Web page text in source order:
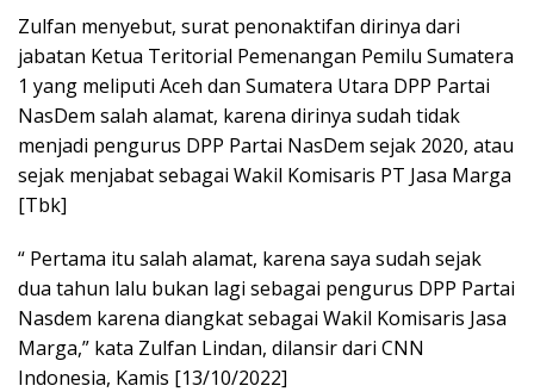
Zulfan menyebut, surat penonaktifan dirinya dari
jabatan Ketua Teritorial Pemenangan Pemilu Sumatera
1 yang meliputi Aceh dan Sumatera Utara DPP Partai
NasDem salah alamat, karena dirinya sudah tidak
menjadi pengurus DPP Partai NasDem sejak 2020, atau
sejak menjabat sebagai Wakil Komisaris PT Jasa Marga
[Tbk]
“ Pertama itu salah alamat, karena saya sudah sejak
dua tahun lalu bukan lagi sebagai pengurus DPP Partai
Nasdem karena diangkat sebagai Wakil Komisaris Jasa
Marga,” kata Zulfan Lindan, dilansir dari CNN
Indonesia, Kamis [13/10/2022]